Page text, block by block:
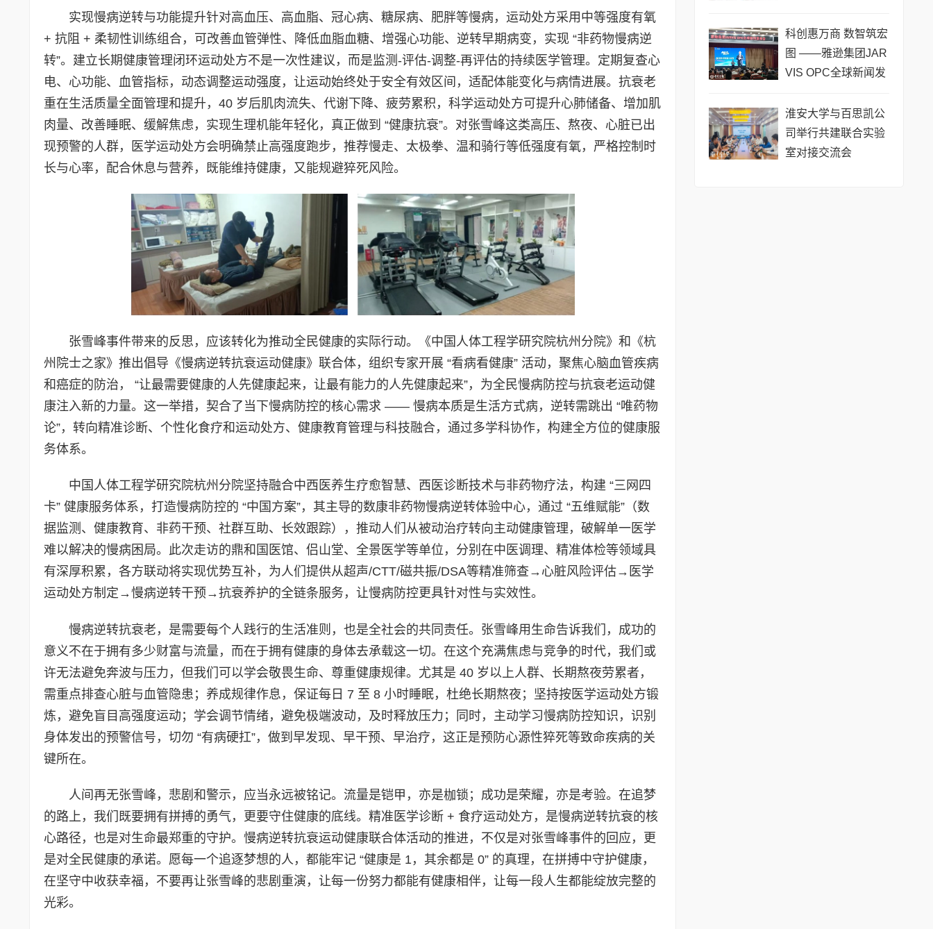
实现慢病逆转与功能提升针对高血压、高血脂、冠心病、糖尿病、肥胖等慢病，运动处方采用中等强度有氧
+ 抗阻 + 柔韧性训练组合，可改善血管弹性、降低血脂血糖、增强心功能、逆转早期病变，实现 “非药物慢病逆
转”。建立长期健康管理闭环运动处方不是一次性建议，而是监测-评估-调整-再评估的持续医学管理。定期复查心
电、心功能、血管指标，动态调整运动强度，让运动始终处于安全有效区间，适配体能变化与病情进展。抗衰老
重在生活质量全面管理和提升，40 岁后肌肉流失、代谢下降、疲劳累积，科学运动处方可提升心肺储备、增加肌
肉量、改善睡眠、缓解焦虑，实现生理机能年轻化，真正做到 “健康抗衰”。对张雪峰这类高压、熬夜、心脏已出
现预警的人群，医学运动处方会明确禁止高强度跑步，推荐慢走、太极拳、温和骑行等低强度有氧，严格控制时
长与心率，配合休息与营养，既能维持健康，又能规避猝死风险。
张雪峰事件带来的反思，应该转化为推动全民健康的实际行动。《中国人体工程学研究院杭州分院》和《杭
州院士之家》推出倡导《慢病逆转抗衰运动健康》联合体，组织专家开展 “看病看健康” 活动，聚焦心脑血管疾病
和癌症的防治， “让最需要健康的人先健康起来，让最有能力的人先健康起来”，为全民慢病防控与抗衰老运动健
康注入新的力量。这一举措，契合了当下慢病防控的核心需求 —— 慢病本质是生活方式病，逆转需跳出 “唯药物
论”，转向精准诊断、个性化食疗和运动处方、健康教育管理与科技融合，通过多学科协作，构建全方位的健康服
务体系。
中国人体工程学研究院杭州分院坚持融合中西医养生疗愈智慧、西医诊断技术与非药物疗法，构建 “三网四
卡” 健康服务体系，打造慢病防控的 “中国方案”，其主导的数康非药物慢病逆转体验中心，通过 “五维赋能”（数
据监测、健康教育、非药干预、社群互助、长效跟踪），推动人们从被动治疗转向主动健康管理，破解单一医学
难以解决的慢病困局。此次走访的鼎和国医馆、侣山堂、全景医学等单位，分别在中医调理、精准体检等领域具
有深厚积累，各方联动将实现优势互补，为人们提供从超声/CTT/磁共振/DSA等精准筛查→心脏风险评估→医学
运动处方制定→慢病逆转干预→抗衰养护的全链条服务，让慢病防控更具针对性与实效性。
慢病逆转抗衰老，是需要每个人践行的生活准则，也是全社会的共同责任。张雪峰用生命告诉我们，成功的
意义不在于拥有多少财富与流量，而在于拥有健康的身体去承载这一切。在这个充满焦虑与竞争的时代，我们或
许无法避免奔波与压力，但我们可以学会敬畏生命、尊重健康规律。尤其是 40 岁以上人群、长期熬夜劳累者，
需重点排查心脏与血管隐患；养成规律作息，保证每日 7 至 8 小时睡眠，杜绝长期熬夜；坚持按医学运动处方锻
炼，避免盲目高强度运动；学会调节情绪，避免极端波动，及时释放压力；同时，主动学习慢病防控知识，识别
身体发出的预警信号，切勿 “有病硬扛”，做到早发现、早干预、早治疗，这正是预防心源性猝死等致命疾病的关
键所在。
人间再无张雪峰，悲剧和警示，应当永远被铭记。流量是铠甲，亦是枷锁；成功是荣耀，亦是考验。在追梦
的路上，我们既要拥有拼搏的勇气，更要守住健康的底线。精准医学诊断 + 食疗运动处方，是慢病逆转抗衰的核
心路径，也是对生命最郑重的守护。慢病逆转抗衰运动健康联合体活动的推进，不仅是对张雪峰事件的回应，更
是对全民健康的承诺。愿每一个追逐梦想的人，都能牢记 “健康是 1，其余都是 0” 的真理，在拼搏中守护健康，
在坚守中收获幸福，不要再让张雪峰的悲剧重演，让每一份努力都能有健康相伴，让每一段人生都能绽放完整的
光彩。
公开赛（常熟站）即
将热力
科创惠万商 数智筑宏
图 ——雅逊集团JAR
VIS OPC全球新闻发
淮安大学与百思凯公
司举行共建联合实验
室对接交流会